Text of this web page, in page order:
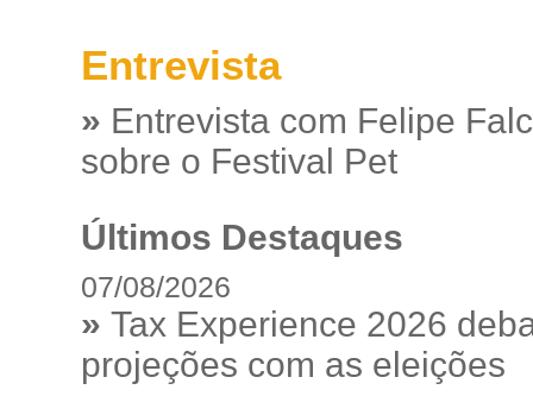
Entrevista
» Entrevista com Felipe
sobre o Festival Pet
Últimos Destaques
07/08/2026
» Tax Experience 2026
projeções com as eleições